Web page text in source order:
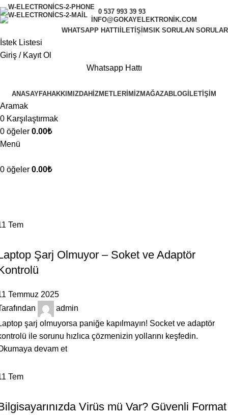
0 537 993 39 93
INFO@GOKAYELEKTRONIK.COM
WHATSAPP HATTI
İLETIŞIMSIK SORULAN SORULAR
İstek Listesi
Giriş / Kayıt Ol
Whatsapp Hattı
ANASAYFAHAKKIMIZDAHIZMETLERIMIZMAĞAZABLOG İLETIŞIM
Aramak
0 Karşılaştırmak
0 öğeler 0.00₺
Menü
0 öğeler 0.00₺
Tem
Şarj Olmuyor – Soket ve Adaptör
Temmuz 2025
admin
şarj olmuyorsa paniğe kapılmayın! Socket ve adaptör
ile sorunu hızlıca çözmenizin yollarını keşfedin.
devam et
Tem
Virüs mü Var? Güvenli Format